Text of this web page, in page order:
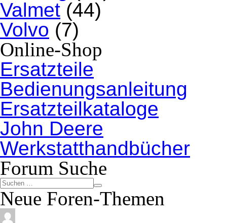
Valmet (44)
Volvo (7)
Online-Shop
Ersatzteile
Bedienungsanleitung
Ersatzteilkataloge
John Deere
Werkstatthandbücher
Forum Suche
Neue Foren-Themen